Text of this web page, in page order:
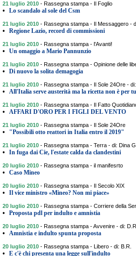
21 luglio 2010 - Rassegna stampa - Il Foglio
• Lo scandalo al sole del Csm
21 luglio 2010 - Rassegna stampa - Il Messaggero -
• Regione Lazio, record di commissioni
21 luglio 2010 - Rassegna stampa - l'Avanti!
• Un omaggio a Mario Pannunzio
21 luglio 2010 - Rassegna stampa - Opinione delle
• Di nuovo la solita demagogia
21 luglio 2010 - Rassegna stampa - Il Sole 24Ore -
• All'Italia serve austerità ma la ricetta non è per
21 luglio 2010 - Rassegna stampa - Il Fatto
• AFFARI D'ORO PER I FIGLI DEL VENTO
21 luglio 2010 - Rassegna stampa - Il Sole 24Ore
• "Possibili otto reattori in Italia entro il 2019"
21 luglio 2010 - Rassegna stampa - Terra - di: Dina
• In fuga dai Cie, l'estate calda da clandestini
20 luglio 2010 - Rassegna stampa - il manifesrto
• Caso Mineo
20 luglio 2010 - Rassegna stampa - Il Secolo XIX
• Il vice ministro «Mineo? Non mi piace»
20 luglio 2010 - Rassegna stampa - Corriere della
• Proposta pdl per indulto e amnistia
20 luglio 2010 - Rassegna stampa - Avvenire - di:
• Amnistia e indulto spunta proposta
20 luglio 2010 - Rassegna stampa - Libero - di: B.R.
• E c'è chi presenta una legge sull'indulto